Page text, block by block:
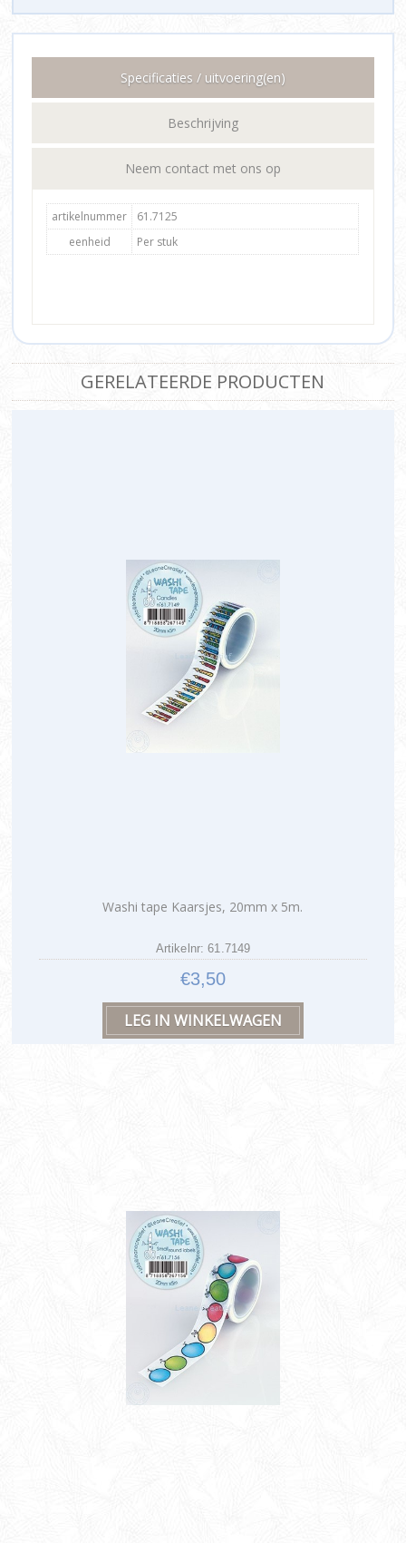
Specificaties / uitvoering(en)
Beschrijving
Neem contact met ons op
artikelnummer
61.7125
eenheid
Per stuk
GERELATEERDE PRODUCTEN
Washi tape Kaarsjes, 20mm x 5m.
Artikelnr: 61.7149
€3,50